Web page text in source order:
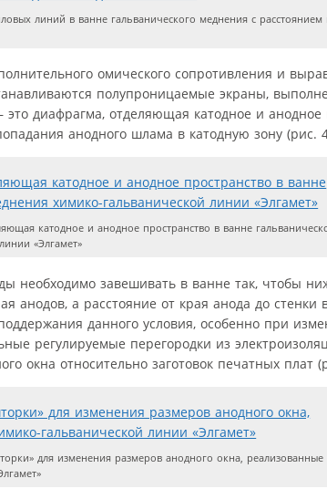
линий в ванне гальванического меднения с
омического сопротивления и
полупроницаемые экраны,
диафрагма, отделяющая катодное и анодное
анодного шлама в катодную зону (рис.
катодное и анодное пространство в ванне
«Элгамет»
необходимо завешивать в ванне так, чтобы
анодов, а расстояние от края анода до
данного условия, особенно при
регулируемые перегородки из
окна относительно заготовок печатных плат
для изменения размеров анодного окна,